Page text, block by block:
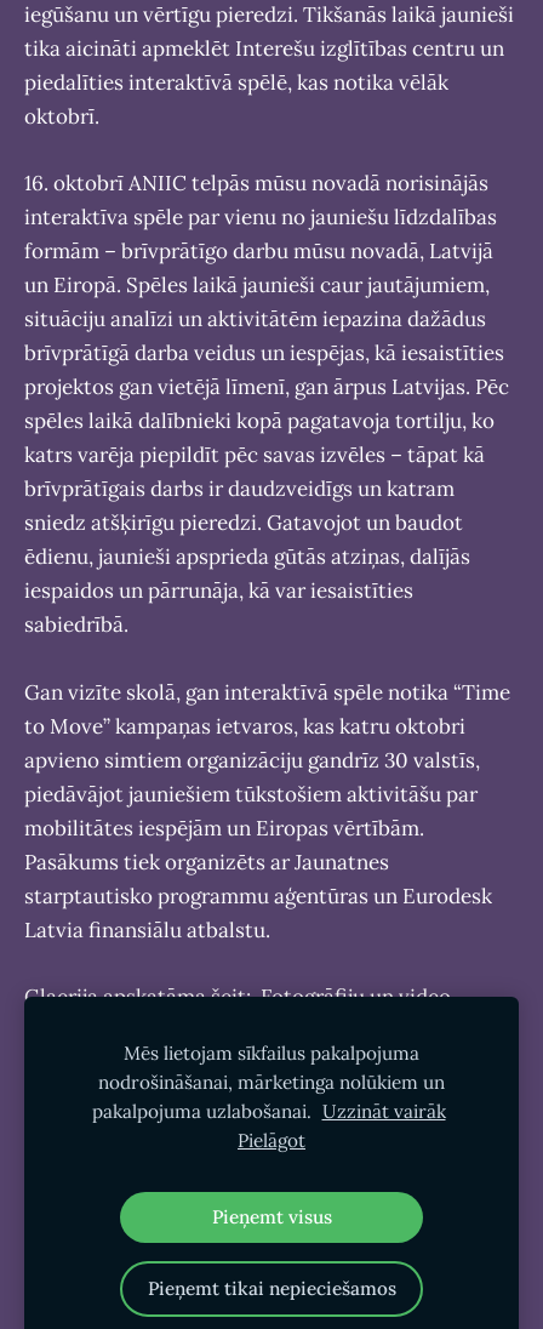
iegūšanu un vērtīgu pieredzi. Tikšanās laikā jaunieši
tika aicināti apmeklēt Interešu izglītības centru un
piedalīties interaktīvā spēlē, kas notika vēlāk
oktobrī.
16. oktobrī ANIIC telpās mūsu novadā norisinājās
interaktīva spēle par vienu no jauniešu līdzdalības
formām – brīvprātīgo darbu mūsu novadā, Latvijā
un Eiropā. Spēles laikā jaunieši caur jautājumiem,
situāciju analīzi un aktivitātēm iepazina dažādus
brīvprātīgā darba veidus un iespējas, kā iesaistīties
projektos gan vietējā līmenī, gan ārpus Latvijas. Pēc
spēles laikā dalībnieki kopā pagatavoja tortilju, ko
katrs varēja piepildīt pēc savas izvēles – tāpat kā
brīvprātīgais darbs ir daudzveidīgs un katram
sniedz atšķirīgu pieredzi. Gatavojot un baudot
ēdienu, jaunieši apsprieda gūtās atziņas, dalījās
iespaidos un pārrunāja, kā var iesaistīties
sabiedrībā.
Gan vizīte skolā, gan interaktīvā spēle notika “Time
to Move” kampaņas ietvaros, kas katru oktobri
apvieno simtiem organizāciju gandrīz 30 valstīs,
piedāvājot jauniešiem tūkstošiem aktivitāšu par
mobilitātes iespējām un Eiropas vērtībām.
Pasākums tiek organizēts ar Jaunatnes
starptautisko programmu aģentūras un Eurodesk
Latvia finansiālu atbalstu.
Glaerija apskatāma šeit:Fotogrāfiju un video
Sīkdatnes
Mēs lietojam sīkfailus pakalpojuma
nodrošināšanai, mārketinga nolūkiem un
pakalpojuma uzlabošanai. Uzzināt vairāk
Pielāgot
Pieņemt visus
Pieņemt tikai nepieciešamos